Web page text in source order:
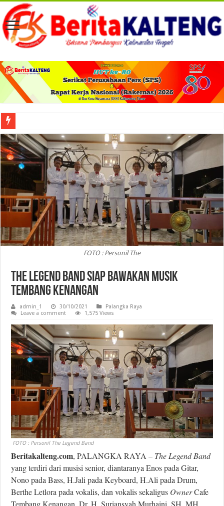
Viral! Selama Dua Bulan Lebih Siltap Serta Tunjangan Pemdes dan BPD di
FOTO : Personil The
The Legend Band Siap Bawakan Musik
Tembang Kenangan
admin_1 30/10/2021
Palangka Raya
Leave a comment
1,575 Views
FOTO : Personil The Legend Band
Beritakalteng.com, PALANGKA RAYA – The Legend Band
yang terdiri dari musisi senior, diantaranya Enos pada Gitar,
Nono pada Bass, H.Jali pada Keyboard, H.Ali pada Drum,
Berthe Letlora pada vokalis, dan vokalis sekaligus OwnerCafe
Tembang Kenangan, Dr. H. Suriansyah Murhaini, SH, MH